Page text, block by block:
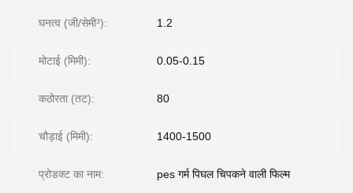
घनत्व (जी/सेमी³): 1.2
मोटाई (मिमी): 0.05-0.15
कठोरता (तट): 80
चौड़ाई (मिमी): 1400-1500
प्रोडक्ट का नाम: pes गर्म पिघल चिपकने वाली फिल्म